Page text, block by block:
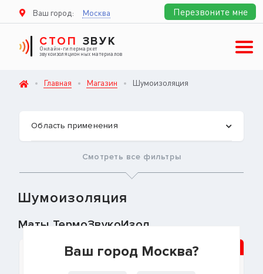
Ваш город: Москва
Ваш город Москва?
СТОП ЗВУК
Онлайн-гипермаркет
звукоизоляционных материалов
Перезвоните мне
Главная Магазин Шумоизоляция
Область применения
Смотреть все фильтры
Шумоизоляция
Маты ТермоЗвукоИзол
Популярный